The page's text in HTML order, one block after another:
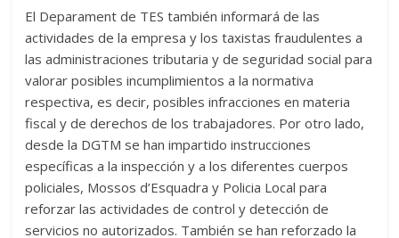
El Deparament de TES también informará de las
actividades de la empresa y los taxistas fraudulentes a
las administraciones tributaria y de seguridad social para
valorar posibles incumplimientos a la normativa
respectiva, es decir, posibles infracciones en materia
fiscal y de derechos de los trabajadores. Por otro lado,
desde la DGTM se han impartido instrucciones
específicas a la inspección y a los diferentes cuerpos
policiales, Mossos d’Esquadra y Policia Local para
reforzar las actividades de control y detección de
servicios no autorizados. También se han reforzado la